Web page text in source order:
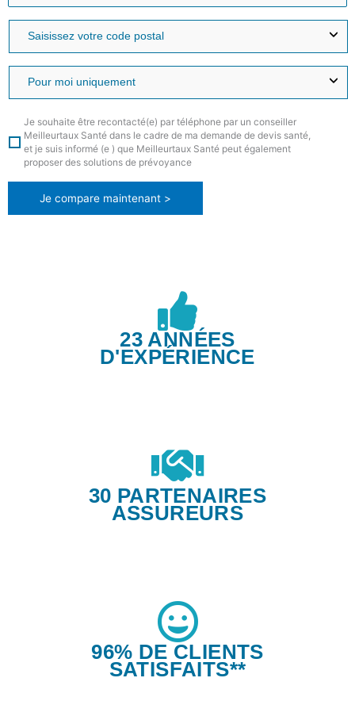
Je souhaite être recontacté(e) par téléphone par un conseiller
Meilleurtaux Santé dans le cadre de ma demande de devis santé,
et je suis informé (e ) que Meilleurtaux Santé peut également
proposer des solutions de prévoyance
Je compare maintenant >
23 ANNÉES
D'EXPÉRIENCE
30 PARTENAIRES
ASSUREURS
96% DE CLIENTS
SATISFAITS**